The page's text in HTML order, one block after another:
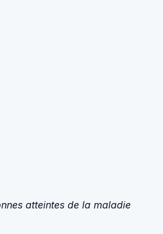
atteintes de la maladie